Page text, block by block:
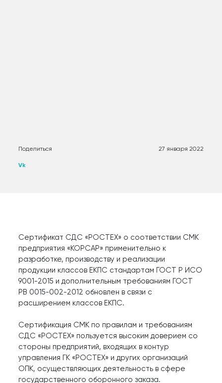
27 января 2022
Поделиться
Vk
Сертификат СДС «РОСТЕХ» о соответствии СМК
предприятия «КОРСАР» применительно к
разработке, производству и реализации
продукции классов ЕКПС стандартам ГОСТ Р ИСО
9001-2015 и дополнительным требованиям ГОСТ
РВ 0015-002-2012 обновлен в связи с
расширением классов ЕКПС.
Сертификация СМК по правилам и требованиям
СДС «РОСТЕХ» пользуется высоким доверием со
стороны предприятий, входящих в контур
управления ГК «РОСТЕХ» и других организаций
ОПК, осуществляющих деятельность в сфере
государственного оборонного заказа.